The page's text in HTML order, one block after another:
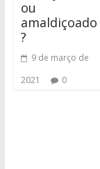
ou
amaldiçoado
?
9 de março de
2021
0